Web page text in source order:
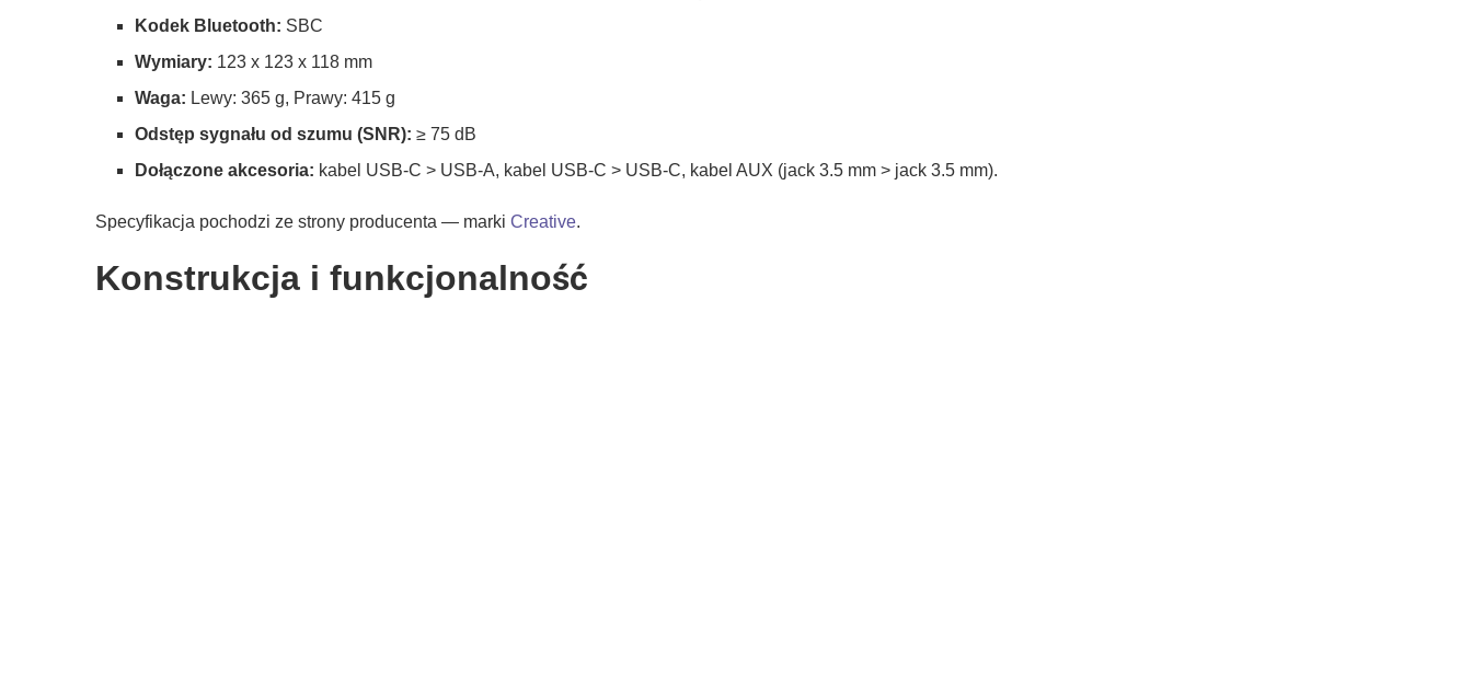
Kodek Bluetooth: SBC
Wymiary: 123 x 123 x 118 mm
Waga: Lewy: 365 g, Prawy: 415 g
Odstęp sygnału od szumu (SNR): ≥ 75 dB
Dołączone akcesoria: kabel USB-C > USB-A, kabel USB-C > USB-C, kabel AUX (jack 3.5 mm > jack 3.5 mm).
Specyfikacja pochodzi ze strony producenta — marki Creative.
Konstrukcja i funkcjonalność